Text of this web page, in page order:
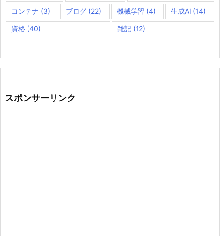
コンテナ (3) ブログ(22) 機械学習 (4) 生成AI (14)
資格 (40) 雑記(12)
スポンサーリンク